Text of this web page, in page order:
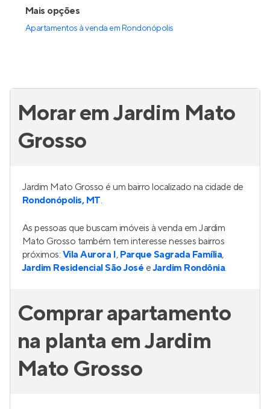
Mais opções
Apartamentos à venda em Rondonópolis
Morar em Jardim Mato
Grosso
Jardim Mato Grosso é um bairro localizado na cidade de
Rondonópolis, MT.
As pessoas que buscam imóveis à venda em Jardim
Mato Grosso também tem interesse nesses bairros
próximos: Vila Aurora I, Parque Sagrada Família,
Jardim Residencial São José eJardim Rondônia.
Comprar apartamento
na planta em Jardim
Mato Grosso